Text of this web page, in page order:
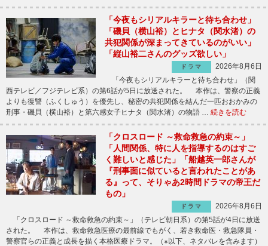
「今夜もシリアルキラーと待ち合わせ」
「磯貝（横山裕）とヒナタ（関水渚）の
共犯関係が深まってきているのがいい」
「縦山裕二さんのグッズ欲しい」
ドラマ
2026年8月6日
「今夜もシリアルキラーと待ち合わせ」（関
西テレビ／フジテレビ系）の第6話が5日に放送された。 本作は、警察の正義
よりも復讐（ふくしゅう）を優先し、秘密の共犯関係を結んだ一匹おおかみの
刑事・磯貝（横山裕）と第六感女子ヒナタ（関水渚）の物語 … 続きを読む
「クロスロード ～救命救急の約束～」
「人間関係、特に人を指導するのはすご
く難しいと感じた」「船越英一郎さんが
『刑事面に似ていると言われたことがあ
る』って、そりゃあ2時間ドラマの帝王だ
もの」
ドラマ
2026年8月6日
「クロスロード ～救命救急の約束～」（テレビ朝日系）の第5話が4日に放送
された。 本作は、救命救急医療の最前線でもがく、若き救命医・救急隊員・
警察官らの正義と成長を描く本格医療ドラマ。（※以下、ネタバレを含みます）